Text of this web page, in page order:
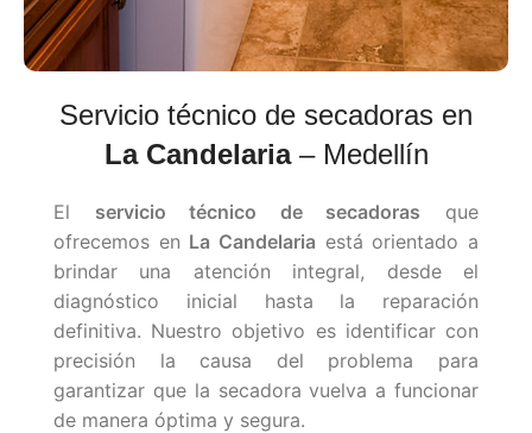
Servicio técnico de secadoras en
La Candelaria– Medellín
El servicio técnico de secadoras que
ofrecemos en La Candelaria está orientado a
brindar una atención integral, desde el
diagnóstico inicial hasta la reparación
definitiva. Nuestro objetivo es identificar con
precisión la causa del problema para
garantizar que la secadora vuelva a funcionar
de manera óptima y segura.